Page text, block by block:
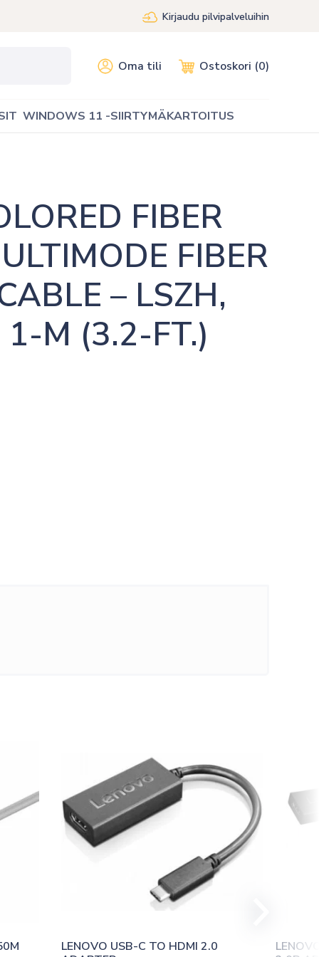
Kirjaudu pilvipalveluihin
Oma tili Ostoskori (0)
WINDOWS 11 -SIIRTYMÄKARTOITUS
FIBER
FIBER
– LSZH,
1-M (3.2-FT.)
LENOVO USB-C TO HDMI 2.0